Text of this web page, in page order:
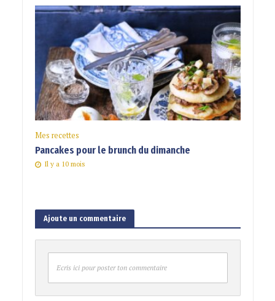
Mes recettes
Pancakes pour le brunch du dimanche
Il y a 10 mois
Ajoute un commentaire
Ecris ici pour poster ton commentaire